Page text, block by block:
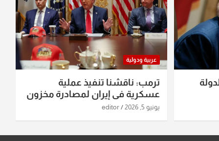
عربية ودولية
ترمب: ناقشنا تنفيذ عملية
عسكرية في إيران لمصادرة مخزون
اليورانيوم
يونيو 5, 2026 editor